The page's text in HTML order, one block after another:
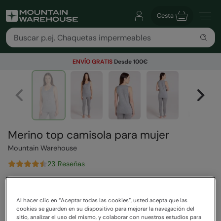
Cesta
ENVÍO GRATISDesde 100€
Merino top camisola para mujer
Mountain Warehouse
23 Reseñas
34,99 €
Rebajas
Al hacer clic en “Aceptar todas las cookies”, usted acepta que las
cookies se guarden en su dispositivo para mejorar la navegación del
sitio, analizar el uso del mismo, y colaborar con nuestros estudios para